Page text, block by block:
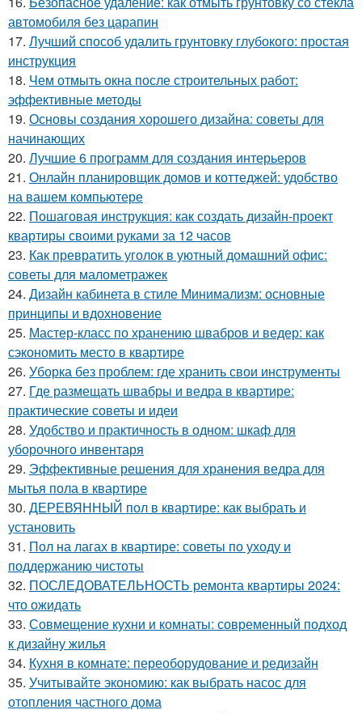
автомобиля без царапин
17. Лучший способ удалить грунтовку глубокого: простая
инструкция
18. Чем отмыть окна после строительных работ:
эффективные методы
19. Основы создания хорошего дизайна: советы для
начинающих
20. Лучшие 6 программ для создания интерьеров
21. Онлайн планировщик домов и коттеджей: удобство
на вашем компьютере
22. Пошаговая инструкция: как создать дизайн-проект
квартиры своими руками за 12 часов
23. Как превратить уголок в уютный домашний офис:
советы для малометражек
24. Дизайн кабинета в стиле Минимализм: основные
принципы и вдохновение
25. Мастер-класс по хранению швабров и ведер: как
сэкономить место в квартире
26. Уборка без проблем: где хранить свои инструменты
27. Где размещать швабры и ведра в квартире:
практические советы и идеи
28. Удобство и практичность в одном: шкаф для
уборочного инвентаря
29. Эффективные решения для хранения ведра для
мытья пола в квартире
30. ДЕРЕВЯННЫЙ пол в квартире: как выбрать и
установить
31. Пол на лагах в квартире: советы по уходу и
поддержанию чистоты
32. ПОСЛЕДОВАТЕЛЬНОСТЬ ремонта квартиры 2024:
что ожидать
33. Совмещение кухни и комнаты: современный подход
к дизайну жилья
34. Кухня в комнате: переоборудование и редизайн
35. Учитывайте экономию: как выбрать насос для
отопления частного дома